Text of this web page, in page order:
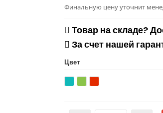
Финальную цену уточнит
Товар на складе?
За счет нашей
Цвет